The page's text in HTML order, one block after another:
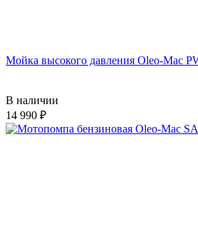
Мойка высокого давления Oleo-Mac
В наличии
14 990